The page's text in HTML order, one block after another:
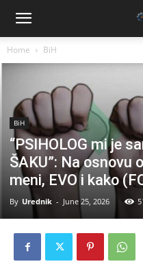
Home BiH
BiH
“PSIHOLOG mi je
ŠAKU”: Na osnovu
meni, EVO i kako
By Urednik - June 25, 2026